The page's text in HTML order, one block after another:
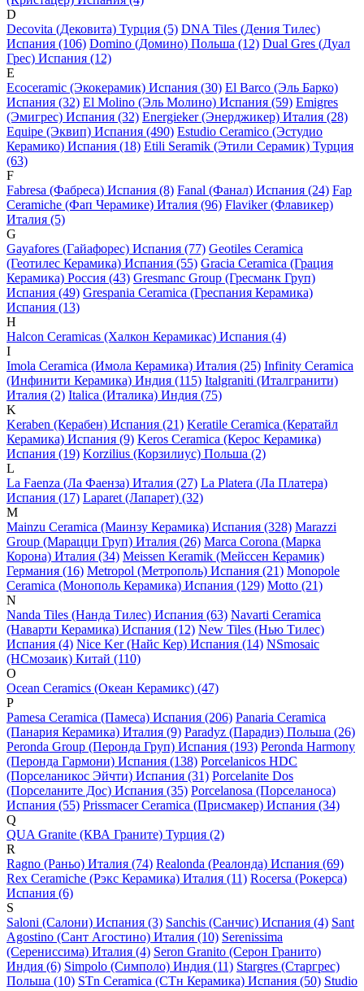
D
Decovita (Дековита) Турция (5) DNA Tiles (Дения Тилес)
Испания (106) Domino (Домино) Польша (12) Dual Gres (Дуал
Грес) Испания (12)
E
Ecoceramic (Экокерамик) Испания (30) El Barco (Эль Барко)
Испания (32) El Molino (Эль Молино) Испания (59) Emigres
(Эмигрес) Испания (32) Energieker (Энерджикер) Италия (28)
Equipe (Эквип) Испания (490) Estudio Ceramico (Эстудио
Керамико) Испания (18) Etili Seramik (Этили Серамик) Турция
(63)
F
Fabresa (Фабреса) Испания (8) Fanal (Фанал) Испания (24) Fap
Ceramiche (Фап Черамике) Италия (96) Flaviker (Флавикер)
Италия (5)
G
Gayafores (Гайафорес) Испания (77) Geotiles Ceramica
(Геотилес Керамика) Испания (55) Gracia Ceramica (Грация
Керамика) Россия (43) Gresmanc Group (Гресманк Груп)
Испания (49) Grespania Ceramica (Греспания Керамика)
Испания (13)
H
Halcon Ceramicas (Халкон Керамикас) Испания (4)
I
Imola Ceramica (Имола Керамика) Италия (25) Infinity Ceramica
(Инфинити Керамика) Индия (115) Italgraniti (Италгранити)
Италия (2) Italica (Италика) Индия (75)
K
Keraben (Керабен) Испания (21) Keratile Ceramica (Кератайл
Керамика) Испания (9) Keros Ceramica (Керос Керамика)
Испания (19) Korzilius (Корзилиус) Польша (2)
L
La Faenza (Ла Фаенза) Италия (27) La Platera (Ла Платера)
Испания (17) Laparet (Лапарет) (32)
M
Mainzu Ceramica (Маинзу Керамика) Испания (328) Marazzi
Group (Марацци Груп) Италия (26) Marca Corona (Марка
Корона) Италия (34) Meissen Keramik (Мейсcен Керамик)
Германия (16) Metropol (Метрополь) Испания (21) Monopole
Ceramica (Монополь Керамика) Испания (129) Motto (21)
N
Nanda Tiles (Нанда Тилес) Испания (63) Navarti Ceramica
(Наварти Керамика) Испания (12) New Tiles (Нью Тилес)
Испания (4) Nice Ker (Найс Кер) Испания (14) NSmosaic
(НСмозаик) Китай (110)
O
Ocean Ceramics (Океан Керамикс) (47)
P
Pamesa Ceramica (Памеса) Испания (206) Panaria Ceramica
(Панария Керамика) Италия (9) Paradyz (Парадиз) Польша (26)
Peronda Group (Перонда Груп) Испания (193) Peronda Harmony
(Перонда Гармони) Испания (138) Porcelanicos HDC
(Порселаникос Эйчти) Испания (31) Porcelanite Dos
(Порселаните Дос) Испания (35) Porcelanosa (Порселаноса)
Испания (55) Prissmacer Ceramica (Присмакер) Испания (34)
Q
QUA Granite (КВА Граните) Турция (2)
R
Ragno (Раньо) Италия (74) Realonda (Реалонда) Испания (69)
Rex Ceramiche (Рэкс Керамика) Италия (11) Rocersa (Рокерса)
Испания (6)
S
Saloni (Салони) Испания (3) Sanchis (Санчис) Испания (4) Sant
Agostino (Сант Агостино) Италия (10) Serenissima
(Серениссима) Италия (4) Seron Granito (Серон Гранито)
Индия (6) Simpolo (Симполо) Индия (11) Stargres (Старгрес)
Польша (10) STn Ceramica (СТн Керамика) Испания (50) Studio